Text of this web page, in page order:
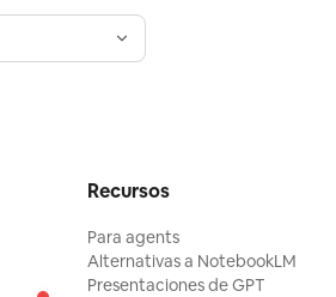
Recursos
Para agents
Alternativas a NotebookLM
Presentaciones de GPT